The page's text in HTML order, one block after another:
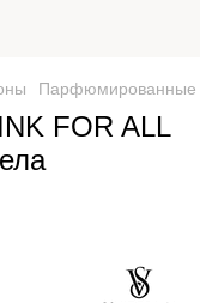
Парфюмированные
FOR ALL